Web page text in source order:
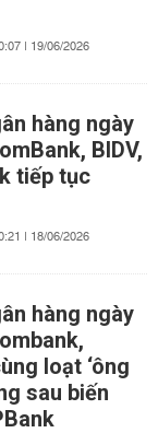
| 19/06/2026
hàng ngày
BIDV,
tiếp tục
| 18/06/2026
hàng ngày
loạt ‘ông
sau biến